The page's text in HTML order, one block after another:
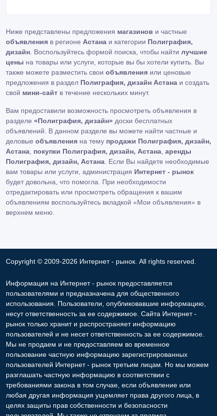
Ниже представлены предложения магазинов и частные
объявления в регионе Астана и категории Полиграфия,
дизайн . Воспользуйтесь формой поиска, чтобы найти лучшие
цены на товары или услуги, которые вы бы хотели купить. Вы
также можете разместить свои объявления или ценовые
предложения в раздел Полиграфия, дизайн Астана и создать
свой мини-сайт в течение нескольких минут.
Вам предоставили возможность просмотреть объявления в
разделе «Полиграфия, дизайн» доски бесплатных
объявлений. В данном разделе вы можете найти частные и
деловые объявления на тему продажи Полиграфия, дизайн,
Астана покупки Полиграфия, дизайн, Астана аренды
Полиграфия, дизайн, Астана . Если Вы найдете необходимые
вам товары или услуги, администрация Интернет - рынок
будет довольна, что помогла. При необходимости
отредактировать или просмотреть обращения к вашим
объявлениям воспользуйтесь вкладкой «Мои объявления» в
верхнем меню.
Copyright © 2009-2026 Интернет - рынок. All rights reserved.
Информация на Интернет - рынок предоставляется
пользователями и предназначена для общественного
использования. Пользователи, опубликовавшие информацию,
несут ответственность за ее содержимое. Сайта Интернет -
рынок только хранит и распространяет информацию
пользователей и не несет ответственность за ее содержимое.
Мы не продаем и не предоставляем во временное
пользование частную информацию зарегистрированных
пользователей Интернет - рынок третьим лицам. Но мы можем
разглашать частную информацию в соответствии с
требованиями закона в том случае, если объявление или
любая другая информация ущемляет права другого лица, в
целях защиты прав собственности и безопасности